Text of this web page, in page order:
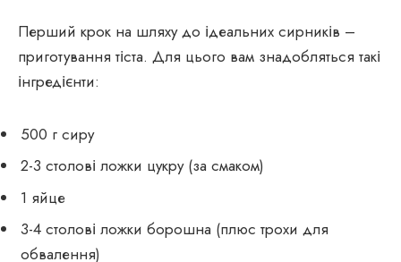
Перший крок на шляху до ідеальних сирників –
приготування тіста. Для цього вам знадобляться такі
інгредієнти:
500 г сиру
2-3 столові ложки цукру (за смаком)
1 яйце
3-4 столові ложки борошна (плюс трохи для
обвалення)